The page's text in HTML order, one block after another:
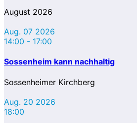
August 2026
Aug. 07 2026
14:00 - 17:00
Sossenheim kann nachhaltig
Sossenheimer Kirchberg
Aug. 20 2026
18:00